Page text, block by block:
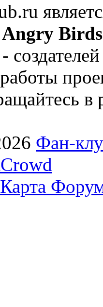
Angry Birds
-
в
Фан-
Карта